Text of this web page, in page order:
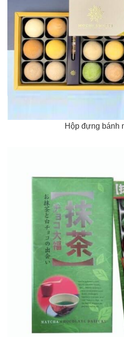
Hộp đựng bánh